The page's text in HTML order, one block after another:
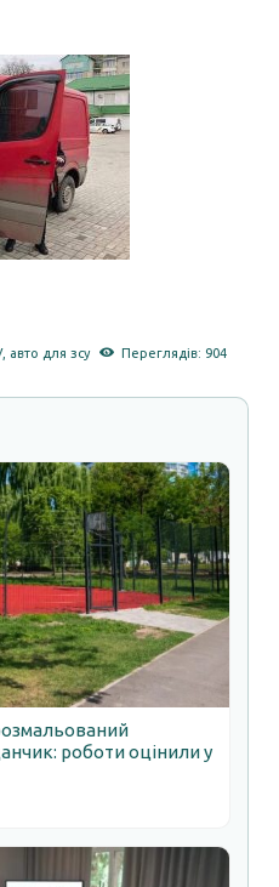
, авто для зсу Переглядів: 904
роботи оцінили у